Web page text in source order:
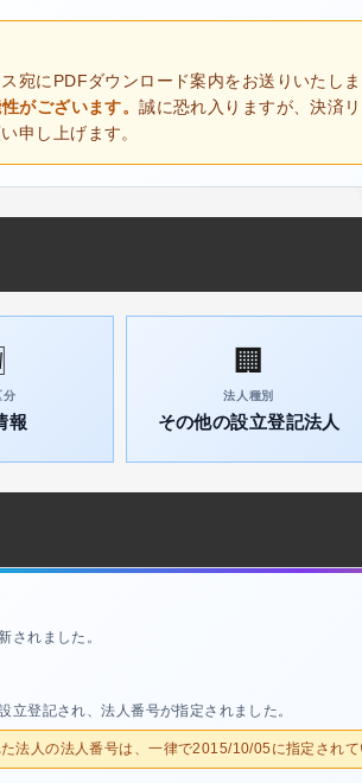
宛にPDFダウンロード案内をお送りいたしま
がございます。誠に恐れ入りますが、決済
申し上げます。
分
報
🏢
法人種別
その他の設立登記法人
されました。
立登記され、法人番号が指定されました。
法人の法人番号は、一律で2015/10/05に指定されて